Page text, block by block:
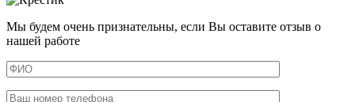
Мы будем очень признательны, если Вы оставите отзыв о
нашей работе